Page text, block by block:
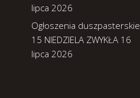
lipca 2026
Ogłoszenia duszpasterskie
15 NIEDZIELA ZWYKŁA 16
lipca 2026